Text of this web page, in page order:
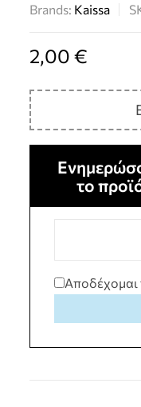
Brands: Kaissa
2,00€
το
Αποδέχομαι